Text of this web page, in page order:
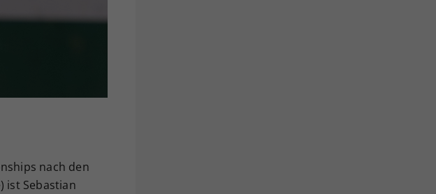
nach den
ist Sebastian
falls der
eingestellt hat.